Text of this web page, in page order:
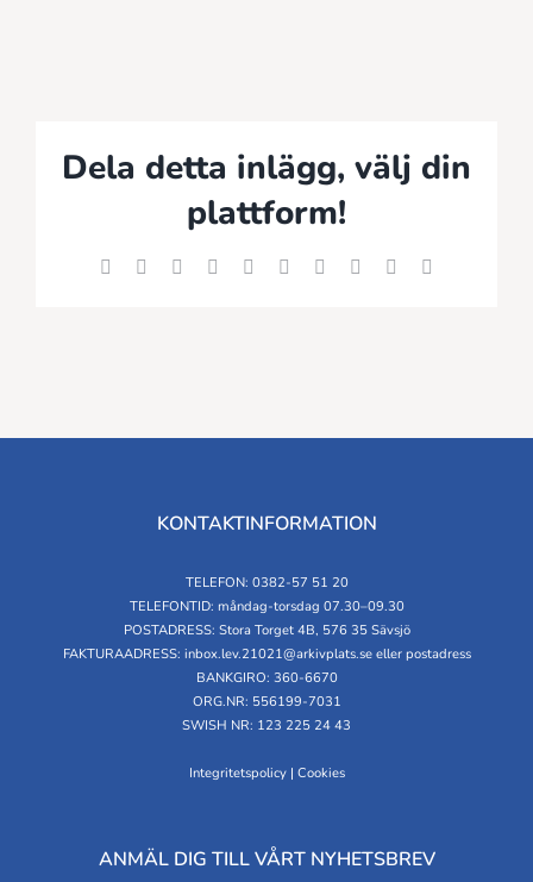
Dela detta inlägg, välj din
plattform!
Facebook Reddit LinkedInWhatsApp
TumblrPinterest Xing
KONTAKTINFORMATION
TELEFON: 0382-57 51 20
TELEFONTID: måndag-torsdag 07.30–09.30
POSTADRESS: Stora Torget 4B, 576 35 Sävsjö
FAKTURAADRESS: inbox.lev.21021@arkivplats.seeller postadress
BANKGIRO: 360-6670
ORG.NR: 556199-7031
SWISH NR: 123 225 24 43
Integritetspolicy| Cookies
ANMÄL DIG TILL VÅRT NYHETSBREV